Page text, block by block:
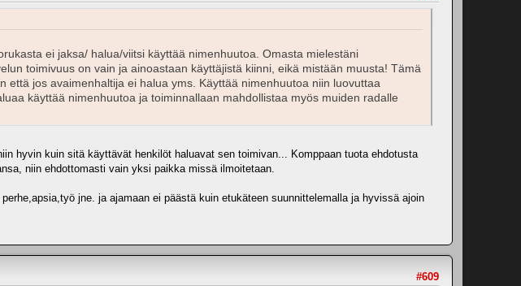
ei jaksa/ halua/viitsi käyttää nimenhuutoa. Omasta mielestäni
toimivuus on vain ja ainoastaan käyttäjistä kiinni, eikä mistään muusta! Tämä
jos avaimenhaltija ei halua yms. Käyttää nimenhuutoa niin luovuttaa
käyttää nimenhuutoa ja toiminnallaan mahdollistaa myös muiden radalle
hyvin kuin sitä käyttävät henkilöt haluavat sen toimivan... Komppaan tuota ehdotusta
niin ehdottomasti vain yksi paikka missä ilmoitetaan.
jne. ja ajamaan ei päästä kuin etukäteen suunnittelemalla ja hyvissä ajoin
#609